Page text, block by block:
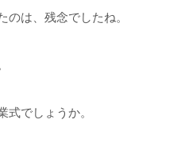
のは、残念でしたね。
式でしょうか。